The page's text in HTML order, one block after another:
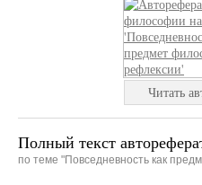
Читать
Полный текст
по теме "Повседневность как